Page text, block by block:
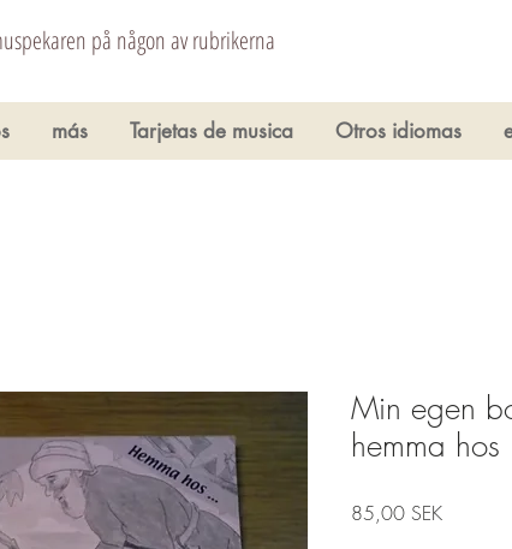
på någon av rubrikerna
más Tarjetas de musica Otros idiomas
Min egen
hemma hos
85,00 SEKPrecio